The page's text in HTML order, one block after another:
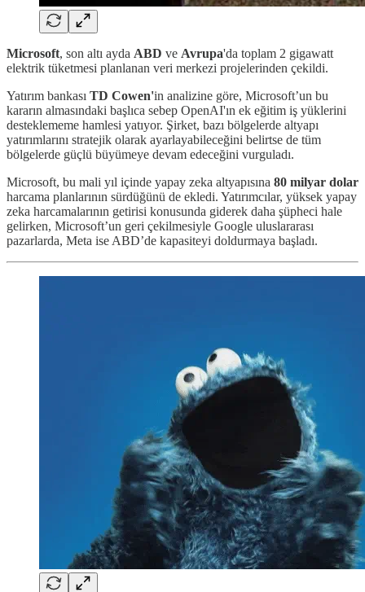
Microsoft, son altı ayda ABD ve Avrupa'da toplam 2 gigawatt
elektrik tüketmesi planlanan veri merkezi projelerinden çekildi.
Yatırım bankası TD Cowen'in analizine göre, Microsoft’un bu
kararın almasındaki başlıca sebep OpenAI'ın ek eğitim iş yüklerini
desteklememe hamlesi yatıyor. Şirket, bazı bölgelerde altyapı
yatırımlarını stratejik olarak ayarlayabileceğini belirtse de tüm
bölgelerde güçlü büyümeye devam edeceğini vurguladı.
Microsoft, bu mali yıl içinde yapay zeka altyapısına 80 milyar dolar
harcama planlarının sürdüğünü de ekledi. Yatırımcılar, yüksek yapay
zeka harcamalarının getirisi konusunda giderek daha şüpheci hale
gelirken, Microsoft’un geri çekilmesiyle Google uluslararası
pazarlarda, Meta ise ABD’de kapasiteyi doldurmaya başladı.